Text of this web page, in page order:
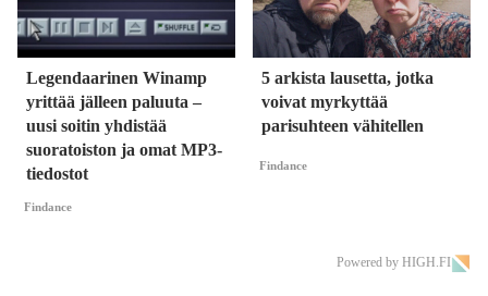
Legendaarinen Winamp
yrittää jälleen paluuta –
uusi soitin yhdistää
suoratoiston ja omat MP3-
tiedostot
Findance
5 arkista lausetta, jotka
voivat myrkyttää
parisuhteen vähitellen
Findance
Powered by HIGH.FI